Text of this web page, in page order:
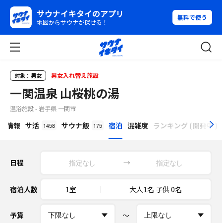
サウナイキタイのアプリ
地図からサウナが探せる！
無料で使う
対象：男女 男女入れ替え施設
一関温泉 山桜桃の湯
温浴施設 - 岩手県 一関市
情報 サ活 1458 サウナ飯 175 宿泊 混雑度 ランキング (開発中
日程 →
宿泊人数 1室 大人1名 子供 0名
予算 〜